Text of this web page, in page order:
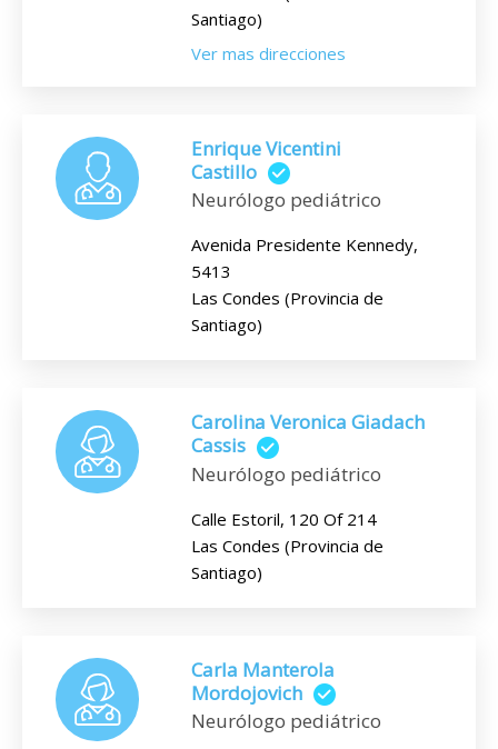
Santiago)
Ver mas direcciones
Enrique Vicentini
Castillo
Neurólogo pediátrico
Avenida Presidente Kennedy,
5413
Las Condes (Provincia de
Santiago)
Carolina Veronica Giadach
Cassis
Neurólogo pediátrico
Calle Estoril, 120 Of 214
Las Condes (Provincia de
Santiago)
Carla Manterola
Mordojovich
Neurólogo pediátrico